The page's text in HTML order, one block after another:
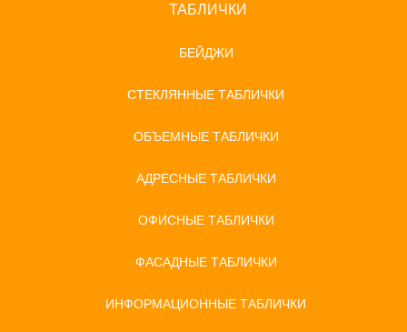
ТАБЛИЧКИ
БЕЙДЖИ
СТЕКЛЯННЫЕ ТАБЛИЧКИ
ОБЪЕМНЫЕ ТАБЛИЧКИ
АДРЕСНЫЕ ТАБЛИЧКИ
ОФИСНЫЕ ТАБЛИЧКИ
ФАСАДНЫЕ ТАБЛИЧКИ
ИНФОРМАЦИОННЫЕ ТАБЛИЧКИ